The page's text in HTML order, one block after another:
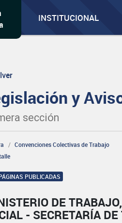
INSTITUCIONAL
y
sección
Convenciones Colectivas de Trabajo
PUBLICADAS
DE
- SECRETARÍA